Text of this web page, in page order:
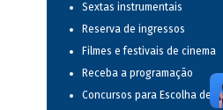
Sextas instrumentais
Reserva de ingressos
Filmes e festivais de cinema
Receba a programação
Concursos para Escolha de